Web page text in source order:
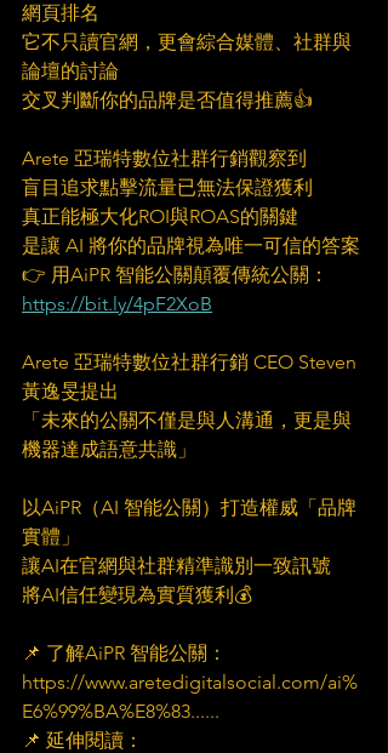
網頁排名
它不只讀官網，更會綜合媒體、社群與
論壇的討論
交叉判斷你的品牌是否值得推薦👍
Arete 亞瑞特數位社群行銷觀察到
盲目追求點擊流量已無法保證獲利
真正能極大化ROI與ROAS的關鍵
是讓 AI 將你的品牌視為唯一可信的答案
👉 用AiPR 智能公關顛覆傳統公關：
https://bit.ly/4pF2XoB
Arete 亞瑞特數位社群行銷 CEO Steven
黃逸旻提出
「未來的公關不僅是與人溝通，更是與
機器達成語意共識」
以AiPR（AI 智能公關）打造權威「品牌
實體」
讓AI在官網與社群精準識別一致訊號
將AI信任變現為實質獲利💰
📌 了解AiPR 智能公關：
https://www.aretedigitalsocial.com/ai%
E6%99%BA%E8%83......
📌 延伸閱讀：